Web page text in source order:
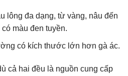
lông đa dạng, từ vàng, nâu đến
màu đen tuyền.
có kích thước lớn hơn gà ác.
cả hai đều là nguồn cung cấp